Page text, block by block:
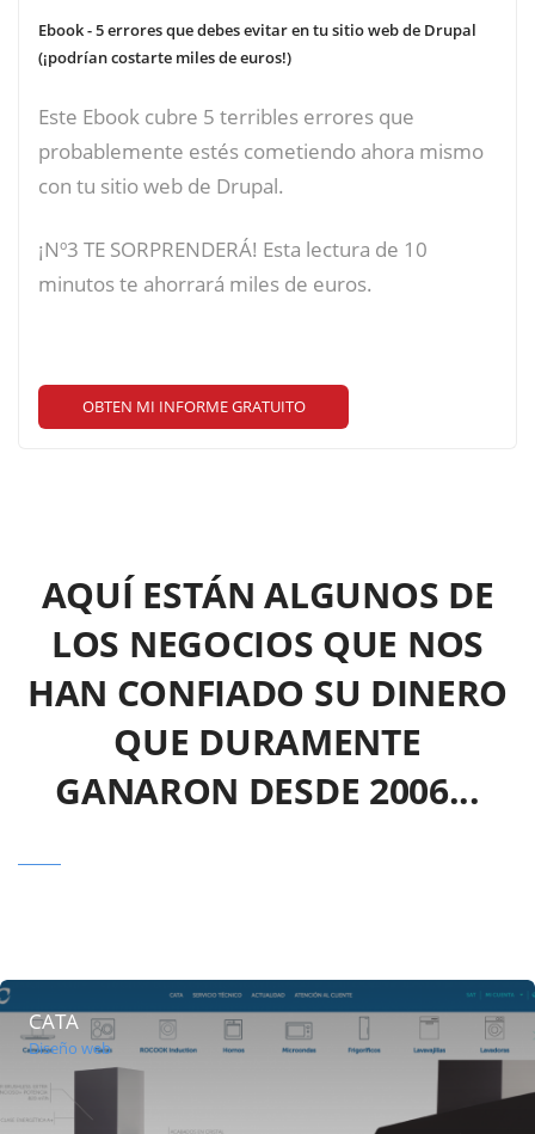
Ebook - 5 errores que debes evitar en tu sitio web de Drupal
(¡podrían costarte miles de euros!)
Este Ebook cubre 5 terribles errores que
probablemente estés cometiendo ahora mismo
con tu sitio web de Drupal.
¡Nº3 TE SORPRENDERÁ! Esta lectura de 10
minutos te ahorrará miles de euros.
OBTEN MI INFORME GRATUITO
AQUÍ ESTÁN ALGUNOS DE
LOS NEGOCIOS QUE NOS
HAN CONFIADO SU DINERO
QUE DURAMENTE
GANARON DESDE 2006...
CATA
Diseño web